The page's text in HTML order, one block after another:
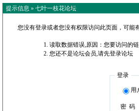
提示信息 » 七叶一枝花论坛
您没有登录或者您没有权限访问此页面，可能
读取数据错误,原因：您要访问的
您还不是论坛会员,请先登录论坛
登录
用
密 码